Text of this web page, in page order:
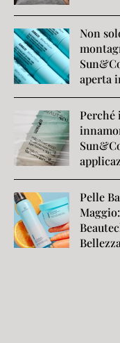
Non
aperta
Perché
Pelle
Bellezza